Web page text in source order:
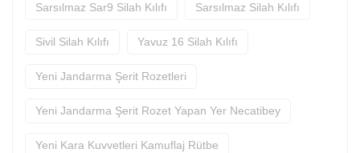
Sarsılmaz Sar9 Silah Kılıfı Sarsılmaz Silah Kılıfı
Sivil Silah Kılıfı Yavuz 16 Silah Kılıfı
Yeni Jandarma Şerit Rozetleri
Yeni Jandarma Şerit Rozet Yapan Yer Necatibey
Yeni Kara Kuvvetleri Kamuflaj Rütbe